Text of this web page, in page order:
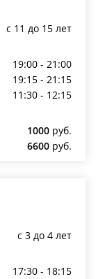
c 11 до 15 лет
19:00 - 21:00
19:15 - 21:15
11:30 - 12:15
1000 руб.
6600 руб.
c 3 до 4 лет
17:30 - 18:15